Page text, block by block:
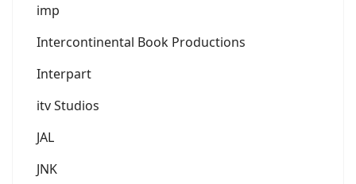
imp
Intercontinental Book Productions
Interpart
itv Studios
JAL
JNK